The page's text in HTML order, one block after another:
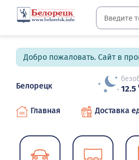
Добро пожаловать. Сайт в
Белорецк 12.5
Главная Доставка